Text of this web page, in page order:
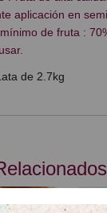
aplicación en
de fruta :
de 2.7kg